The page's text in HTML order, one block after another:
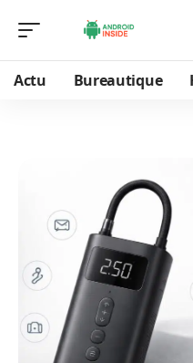
Actu Bureautique